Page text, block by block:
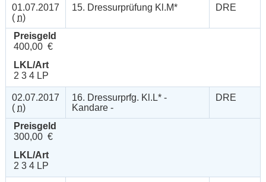
01.07.2017
( n)
15. Dressurprüfung Kl.M* DRE
Preisgeld
400,00 €
LKL/Art
2 3 4 LP
02.07.2017
( n)
16. Dressurprfg. Kl.L* -
Kandare -
DRE
Preisgeld
300,00 €
LKL/Art
2 3 4 LP